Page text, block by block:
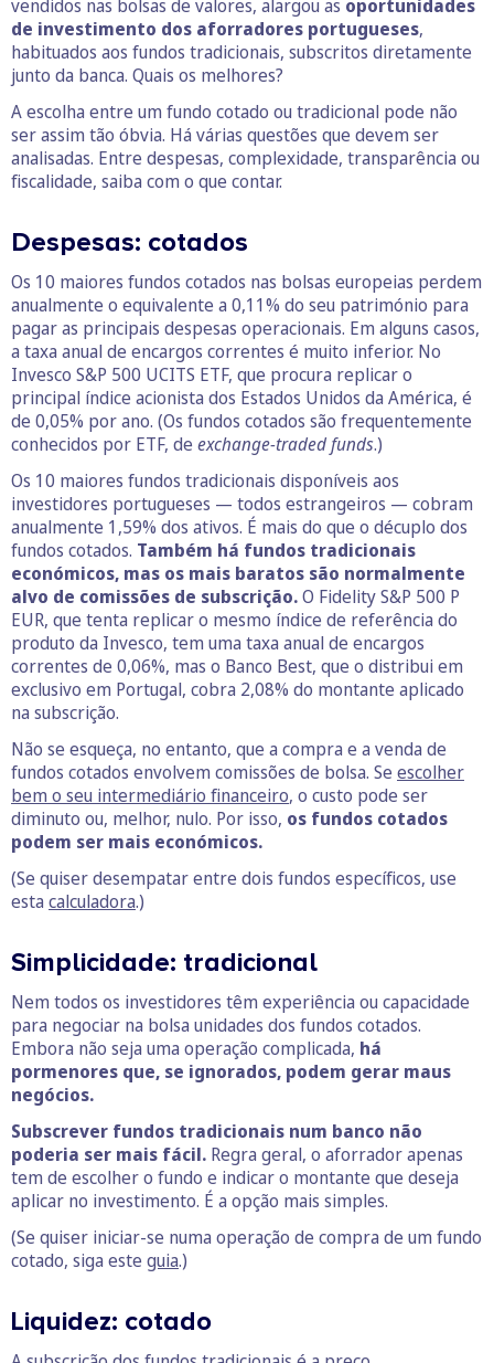
vendidos nas bolsas de valores, alargou as oportunidades
de investimento dos aforradores portugueses,
habituados aos fundos tradicionais, subscritos diretamente
junto da banca. Quais os melhores?
A escolha entre um fundo cotado ou tradicional pode não
ser assim tão óbvia. Há várias questões que devem ser
analisadas. Entre despesas, complexidade, transparência ou
fiscalidade, saiba com o que contar.
Despesas: cotados
Os 10 maiores fundos cotados nas bolsas europeias perdem
anualmente o equivalente a 0,11% do seu património para
pagar as principais despesas operacionais. Em alguns casos,
a taxa anual de encargos correntes é muito inferior. No
Invesco S&P 500 UCITS ETF, que procura replicar o
principal índice acionista dos Estados Unidos da América, é
de 0,05% por ano. (Os fundos cotados são frequentemente
conhecidos por ETF, de exchange-traded funds.)
Os 10 maiores fundos tradicionais disponíveis aos
investidores portugueses — todos estrangeiros — cobram
anualmente 1,59% dos ativos. É mais do que o décuplo dos
fundos cotados. Também há fundos tradicionais
económicos, mas os mais baratos são normalmente
alvo de comissões de subscrição.O Fidelity S&P 500 P
EUR, que tenta replicar o mesmo índice de referência do
produto da Invesco, tem uma taxa anual de encargos
correntes de 0,06%, mas o Banco Best, que o distribui em
exclusivo em Portugal, cobra 2,08% do montante aplicado
na subscrição.
Não se esqueça, no entanto, que a compra e a venda de
fundos cotados envolvem comissões de bolsa. Se escolher
bem o seu intermediário financeiro, o custo pode ser
diminuto ou, melhor, nulo. Por isso, os fundos cotados
podem ser mais económicos.
(Se quiser desempatar entre dois fundos específicos, use
esta calculadora.)
Simplicidade: tradicional
Nem todos os investidores têm experiência ou capacidade
para negociar na bolsa unidades dos fundos cotados.
Embora não seja uma operação complicada, há
pormenores que, se ignorados, podem gerar maus
negócios.
Subscrever fundos tradicionais num banco não
poderia ser mais fácil. Regra geral, o aforrador apenas
tem de escolher o fundo e indicar o montante que deseja
aplicar no investimento. É a opção mais simples.
(Se quiser iniciar-se numa operação de compra de um fundo
cotado, siga este guia.)
Liquidez: cotado